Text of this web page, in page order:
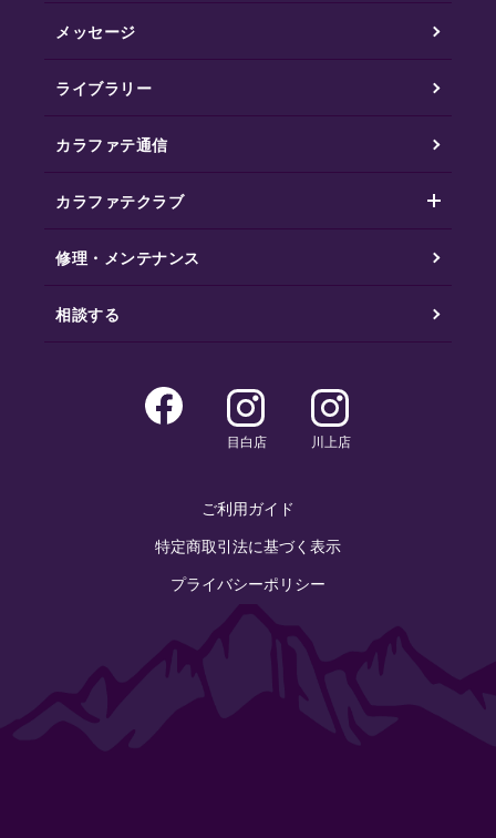
メッセージ
ライブラリー
カラファテ通信
カラファテクラブ
修理・メンテナンス
相談する
目白店 川上店
ご利用ガイド
特定商取引法に基づく表示
プライバシーポリシー